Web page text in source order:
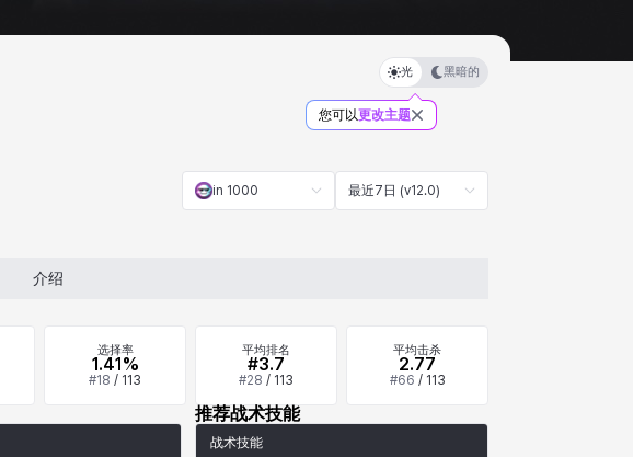
光 黑暗的
您可以更改主题
in 1000 最近7日 (v12.0)
介绍
选择率
1.41%
#18 / 113
平均排名
#3.7
#28 / 113
平均击杀
2.77
#66 / 113
推荐战术技能
战术技能